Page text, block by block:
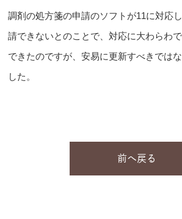
調剤の処方箋の申請のソフトが11に対応
請できないとのことで、対応に大わらわ
できたのですが、安易に更新すべきでは
した。
前へ戻る